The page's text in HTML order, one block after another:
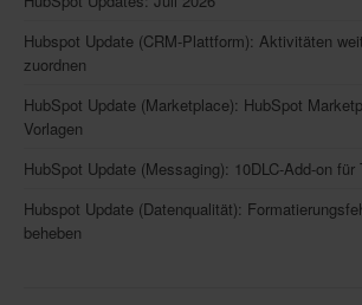
Hubspot Update (CRM-Plattform): Aktivitäten
zuordnen
HubSpot Update (Marketplace): HubSpot
Vorlagen
HubSpot Update (Messaging): 10DLC-Add-on
Hubspot Update (Datenqualität):
beheben